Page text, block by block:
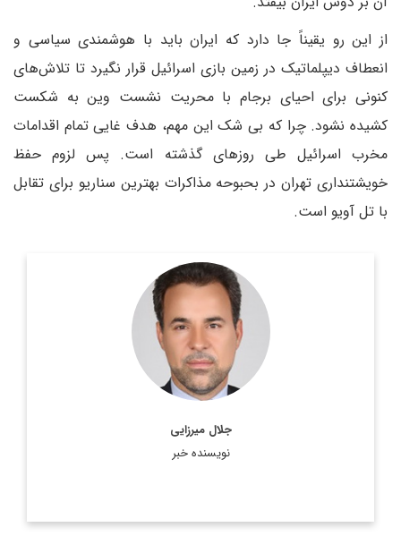
از این رو یقیناً جا دارد که ایران باید با هوشمندی سیاسی و
انعطاف دیپلماتیک در زمین بازی اسرائیل قرار نگیرد تا تلاش‌های
کنونی برای احیای برجام با محریت نشست وین به شکست
کشیده نشود. چرا که بی شک این مهم، هدف غایی تمام اقدامات
مخرب اسرائیل طی روزهای گذشته است. پس لزوم حفظ
خویشتنداری تهران در بحبوحه مذاکرات بهترین سناریو برای تقابل
با تل آویو است.
جلال میرزایی
نویسنده خبر
نماینده مجلس شورای اسلامی، عضو کمیسیون انرژی و رئیس
کمیته سیاسی فراکسیون امید در دوره دهم
اطلاعات بیشتر